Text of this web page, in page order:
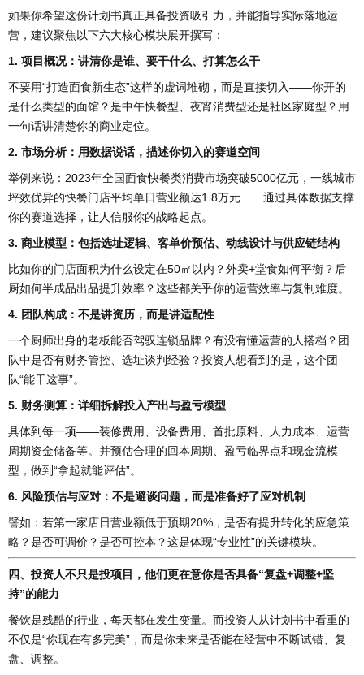
如果你希望这份计划书真正具备投资吸引力，并能指导实际落地运
营，建议聚焦以下六大核心模块展开撰写：
1. 项目概况：讲清你是谁、要干什么、打算怎么干
不要用“打造面食新生态”这样的虚词堆砌，而是直接切入——你开的
是什么类型的面馆？是中午快餐型、夜宵消费型还是社区家庭型？用
一句话讲清楚你的商业定位。
2. 市场分析：用数据说话，描述你切入的赛道空间
举例来说：2023年全国面食快餐类消费市场突破5000亿元，一线城市
坪效优异的快餐门店平均单日营业额达1.8万元……通过具体数据支撑
你的赛道选择，让人信服你的战略起点。
3. 商业模型：包括选址逻辑、客单价预估、动线设计与供应链结构
比如你的门店面积为什么设定在50㎡以内？外卖+堂食如何平衡？后
厨如何半成品出品提升效率？这些都关乎你的运营效率与复制难度。
4. 团队构成：不是讲资历，而是讲适配性
一个厨师出身的老板能否驾驭连锁品牌？有没有懂运营的人搭档？团
队中是否有财务管控、选址谈判经验？投资人想看到的是，这个团
队“能干这事”。
5. 财务测算：详细拆解投入产出与盈亏模型
具体到每一项——装修费用、设备费用、首批原料、人力成本、运营
周期资金储备等。并预估合理的回本周期、盈亏临界点和现金流模
型，做到“拿起就能评估”。
6. 风险预估与应对：不是避谈问题，而是准备好了应对机制
譬如：若第一家店日营业额低于预期20%，是否有提升转化的应急策
略？是否可调价？是否可控本？这是体现“专业性”的关键模块。
四、投资人不只是投项目，他们更在意你是否具备“复盘+调整+坚
持”的能力
餐饮是残酷的行业，每天都在发生变量。而投资人从计划书中看重的
不仅是“你现在有多完美”，而是你未来是否能在经营中不断试错、复
盘、调整。